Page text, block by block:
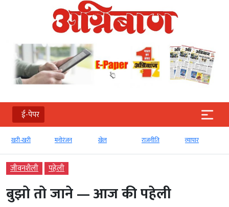
ई-पेपर
खरी-खरी मनोरंजन खेल राजनीति व्‍यापार
जीवनशैली पहेली
बुझो तो जाने — आज की पहेली